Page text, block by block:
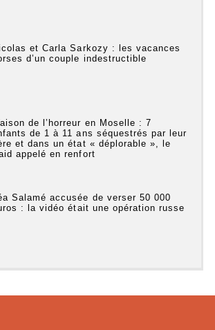
et Carla Sarkozy : les vacances
d’un couple indestructible
de l’horreur en Moselle : 7
de 1 à 11 ans séquestrés par leur
et dans un état « déplorable », le
appelé en renfort
Salamé accusée de verser 50 000
: la vidéo était une opération russe